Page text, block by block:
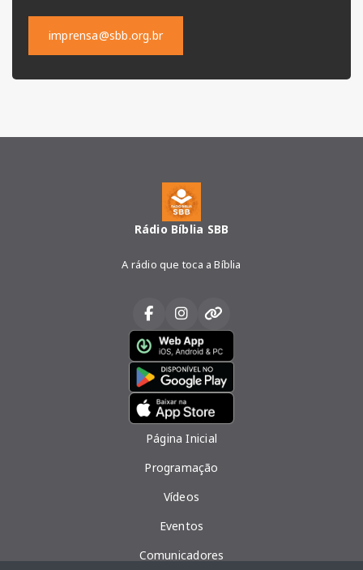
imprensa@sbb.org.br
Rádio Bíblia SBB
A rádio que toca a Bíblia
Página Inicial
Programação
Vídeos
Eventos
Comunicadores